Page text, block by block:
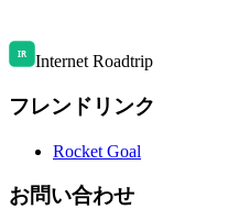
Internet Roadtrip
フレンドリンク
Rocket Goal
お問い合わせ